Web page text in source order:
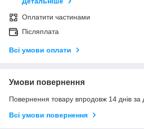
Оплатити частинами
Післяплата
Всі умови оплати
Умови повернення
Повернення товару впродовж 14 днів за
Всі умови повернення